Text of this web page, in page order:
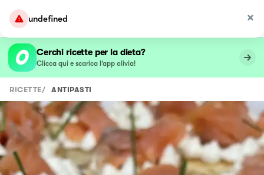
undefined
Cerchi ricette per la dieta?
Clicca qui e scarica l’app olivia!
RICETTE/ ANTIPASTI